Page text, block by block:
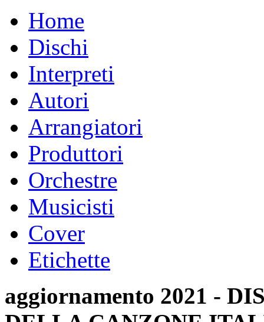
Home
Dischi
Interpreti
Autori
Arrangiatori
Produttori
Orchestre
Musicisti
Cover
Etichette
aggiornamento 2021 -